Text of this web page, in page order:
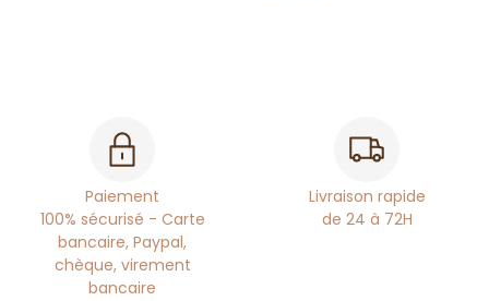
Paiement
100% sécurisé - Carte
bancaire, Paypal,
chèque, virement
bancaire
Livraison rapide
de 24 à 72H